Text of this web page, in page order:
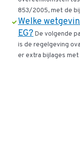
853/2005, met de
Welke
EG? De volgende
is de regelgeving
er extra bijlages